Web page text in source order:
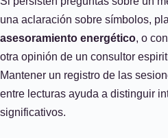
una aclaración sobre símbolos,
asesoramiento energético, o
otra opinión de un consultor
Mantener un registro de las
entre lecturas ayuda a distinguir
significativos.